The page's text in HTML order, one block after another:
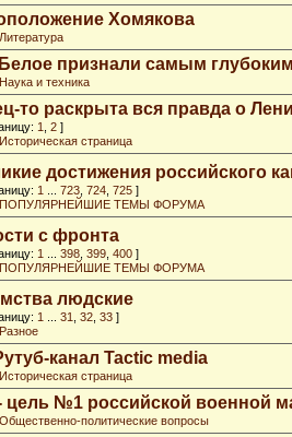
Хомякова
Литература
признали самым
Наука и техника
то раскрыта вся правда о
1 2 ]
Историческая страница
достижения российского
1 723 724 725 ]
ПОПУЛЯРНЕЙШИЕ ТЕМЫ ФОРУМА
с фронта
1 398 399 400 ]
ПОПУЛЯРНЕЙШИЕ ТЕМЫ ФОРУМА
людские
1 31 32 33 ]
Разное
канал Tactic media
Историческая страница
цель №1 российской военной
Общественно-политические вопросы